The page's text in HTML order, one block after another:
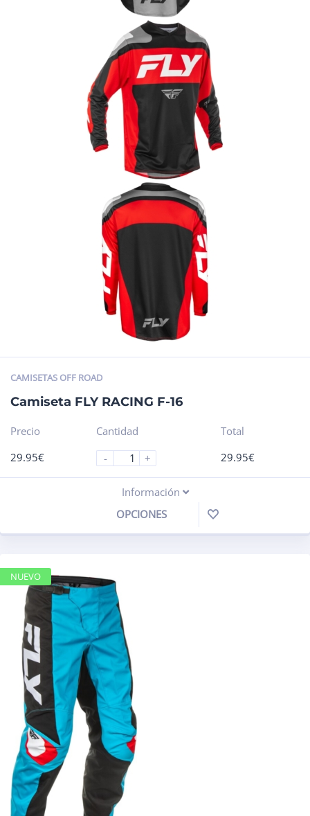
CAMISETAS OFF ROAD
Camiseta FLY RACING F-16
Precio
29.95€
Cantidad
-
+
Total
29.95€
Información
OPCIONES
NUEVO